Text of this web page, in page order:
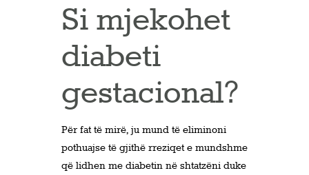
Si mjekohet
diabeti
gestacional?
Për fat të mirë, ju mund të eliminoni
pothuajse të gjithë rreziqet e mundshme
që lidhen me diabetin në shtatzëni duke